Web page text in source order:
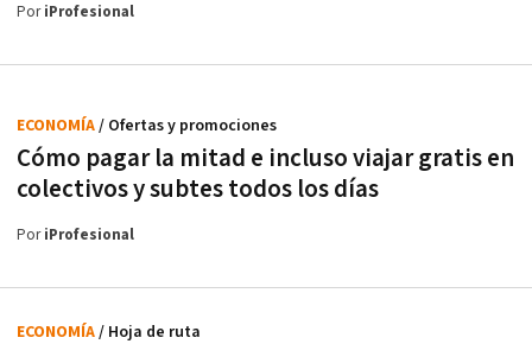
PoriProfesional
Cómo pagar la mitad e incluso viajar gratis en
colectivos y subtes todos los días
ECONOMÍA/ Ofertas y promociones
PoriProfesional
ECONOMÍA/ Hoja de ruta